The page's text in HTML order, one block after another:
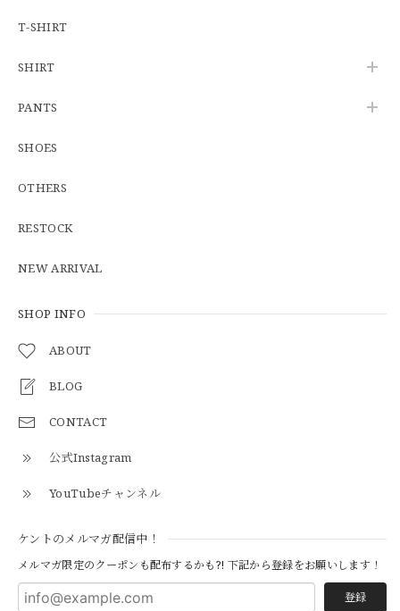
T-SHIRT
SHIRT
PANTS
SHOES
OTHERS
RESTOCK
NEW ARRIVAL
SHOP INFO
ABOUT
BLOG
CONTACT
公式Instagram
YouTubeチャンネル
ケントのメルマガ配信中！
メルマガ限定のクーポンも配布するかも?! 下記から登録をお願いします！
登録
GREEN
とても早く対応頂きありがとうございました。
2026/04/25